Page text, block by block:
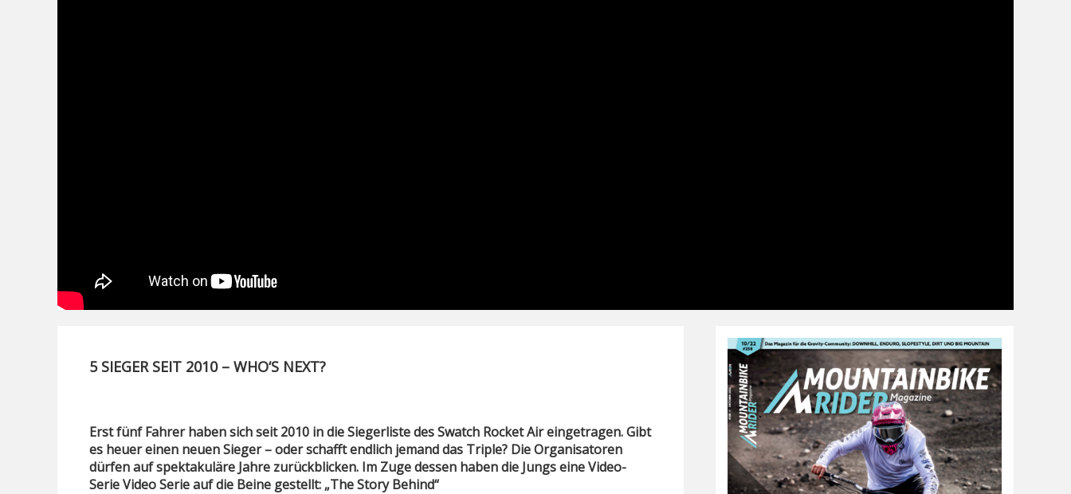
5 SIEGER SEIT 2010 – WHO‘S NEXT?
Erst fünf Fahrer haben sich seit 2010 in die Siegerliste des Swatch Rocket Air eingetragen. Gibt
es heuer einen neuen Sieger – oder schafft endlich jemand das Triple? Die Organisatoren
dürfen auf spektakuläre Jahre zurückblicken. Im Zuge dessen haben die Jungs eine Video-
Serie Video Serie auf die Beine gestellt: „The Story Behind“